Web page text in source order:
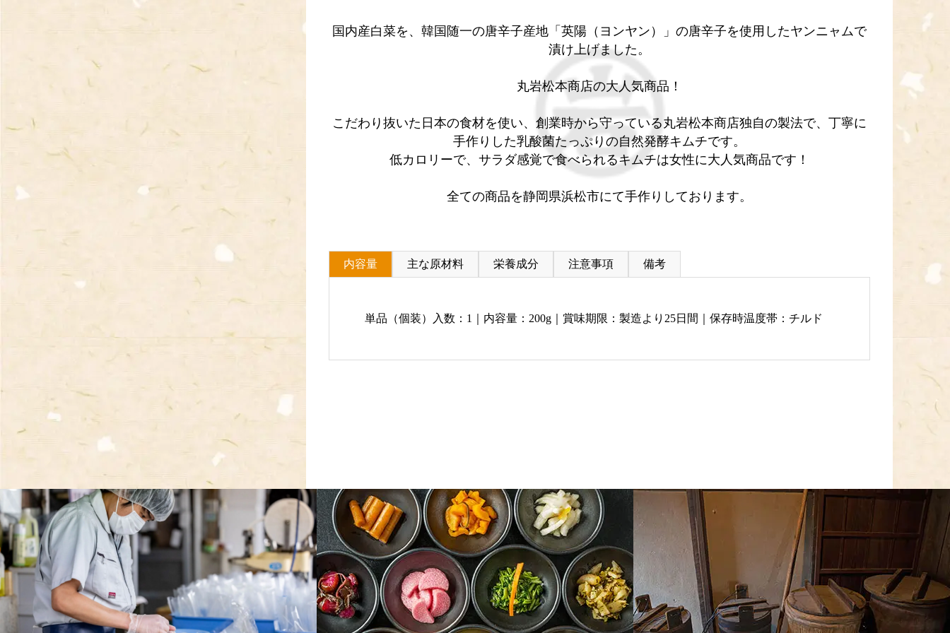
国内産白菜を、韓国随一の唐辛子産地「英陽（ヨンヤン）」の唐辛子を使用したヤンニャムで
漬け上げました。
丸岩松本商店の大人気商品！
こだわり抜いた日本の食材を使い、創業時から守っている丸岩松本商店独自の製法で、丁寧に
手作りした乳酸菌たっぷりの自然発酵キムチです。
低カロリーで、サラダ感覚で食べられるキムチは女性に大人気商品です！
全ての商品を静岡県浜松市にて手作りしております。
内容量 主な原材料 栄養成分 注意事項 備考
単品（個装）入数：1｜内容量：200g｜賞味期限：製造より25日間｜保存時温度帯：チルド